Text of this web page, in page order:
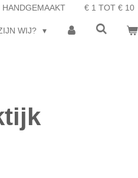
HANDGEMAAKT € 1 TOT € 10
WIJ?